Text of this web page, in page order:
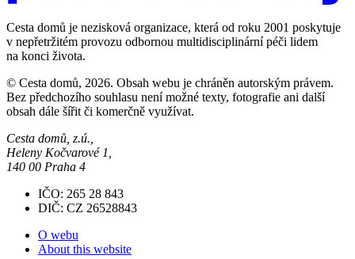
Cesta domů je nezisková organizace, která od roku 2001 poskytuje
v nepřetržitém provozu odbornou multidisciplinární péči lidem
na konci života.
© Cesta domů, 2026. Obsah webu je chráněn autorským právem.
Bez předchozího souhlasu není možné texty, fotografie ani další
obsah dále šířit či komerčně využívat.
Cesta domů, z.ú.,
Heleny Kočvarové 1,
140 00 Praha 4
IČO: 265 28 843
DIČ: CZ 26528843
O webu
About this website